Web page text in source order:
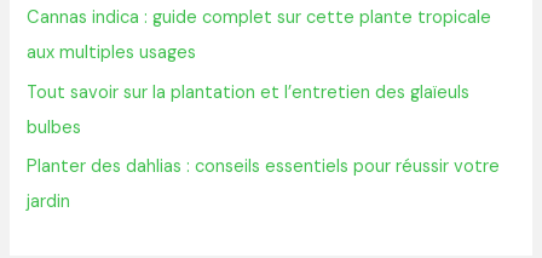
:
Cannas indica : guide complet sur cette plante tropicale
aux multiples usages
Tout savoir sur la plantation et l’entretien des glaïeuls
bulbes
Planter des dahlias : conseils essentiels pour réussir votre
jardin